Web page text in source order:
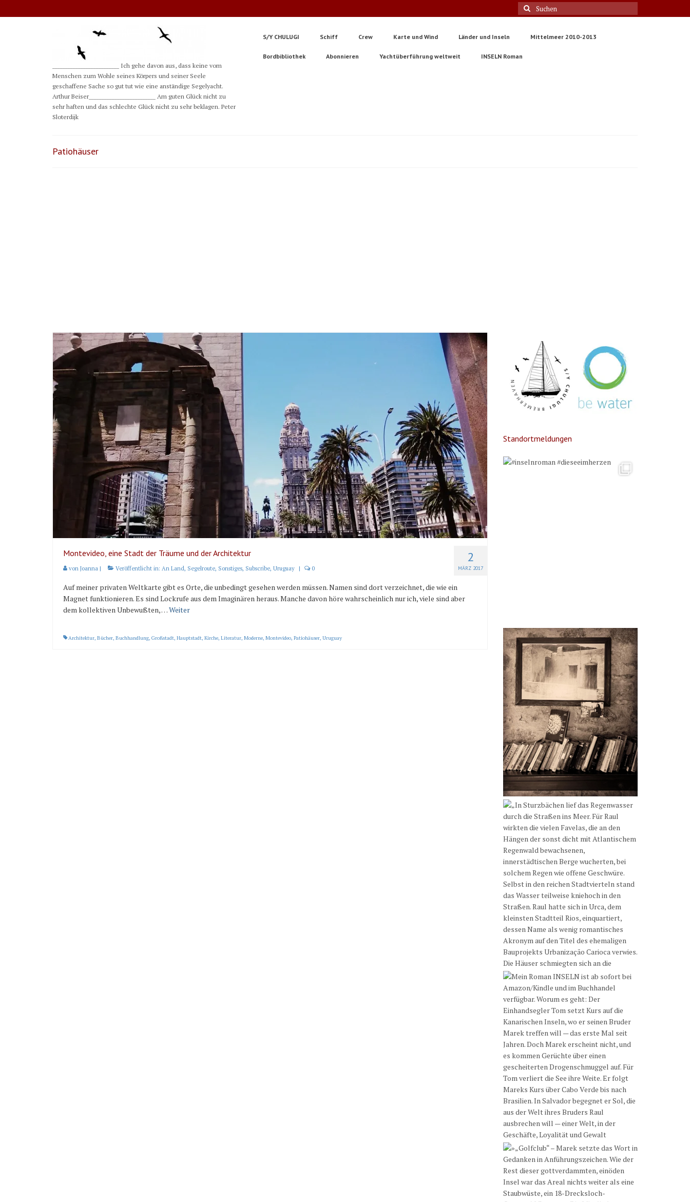
Suche
nach:
__________________________ Ich gehe davon aus, dass keine vom
Menschen zum Wohle seines Körpers und seiner Seele
geschaffene Sache so gut tut wie eine anständige Segelyacht.
Arthur Beiser__________________________ Am guten Glück nicht zu
sehr haften und das schlechte Glück nicht zu sehr beklagen. Peter
Sloterdijk
S/Y CHULUGI Schiff Crew Karte und Wind Länder und Inseln Mittelmeer 2010-2013
Bordbibliothek Abonnieren Yachtüberführung weltweit INSELN Roman
Patiohäuser
2
MÄRZ 2017
Montevideo, eine Stadt der Träume und der Architektur
von Joanna | Veröffentlicht in: An Land, Segelroute, Sonstiges, Subscribe, Uruguay | 0
Auf meiner privaten Weltkarte gibt es Orte, die unbedingt gesehen werden müssen. Namen sind dort verzeichnet, die wie ein
Magnet funktionieren. Es sind Lockrufe aus dem Imaginären heraus. Manche davon höre wahrscheinlich nur ich, viele sind aber
dem kollektiven Unbewußten, …Weiter
Architektur, Bücher, Buchhandlung, Großstadt, Hauptstadt, Kirche, Literatur, Moderne, Montevideo, Patiohäuser, Uruguay
Standortmeldungen